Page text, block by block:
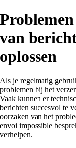
van
oplossen
Als je regelmatig
problemen bij het
Vaak kunnen er
berichten succesvol te
oorzaken van het
envoi impossible
verhelpen.